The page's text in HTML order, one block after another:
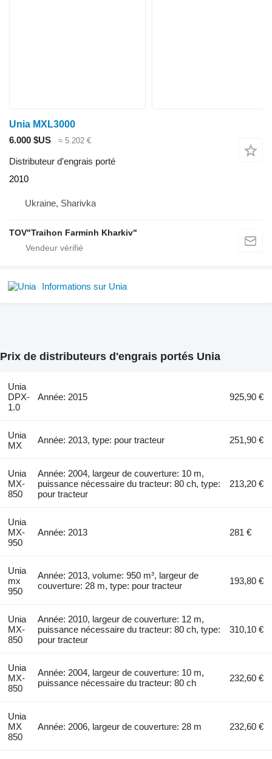
Unia MXL3000
6.000 $US
≈ 5.202 €
Distributeur d'engrais porté
2010
Ukraine, Sharivka
TOV"Traihon Farminh Kharkiv"
Informations sur Unia
Prix de distributeurs d'engrais portés Unia
Unia
DPX-
1.0
Année: 2015 925,90 €
Unia
MX
Année: 2013, type: pour tracteur 251,90 €
Unia
MX-
850
Année: 2004, largeur de couverture: 10 m,
puissance nécessaire du tracteur: 80 ch, type:
pour tracteur
213,20 €
Unia
MX-
950
Année: 2013 281 €
Unia
mx
950
Année: 2013, volume: 950 m³, largeur de
couverture: 28 m, type: pour tracteur
193,80 €
Unia
MX-
850
Année: 2010, largeur de couverture: 12 m,
puissance nécessaire du tracteur: 80 ch, type:
pour tracteur
310,10 €
Unia
MX-
850
Année: 2004, largeur de couverture: 10 m,
puissance nécessaire du tracteur: 80 ch
232,60 €
Unia
MX
850
Année: 2006, largeur de couverture: 28 m 232,60 €